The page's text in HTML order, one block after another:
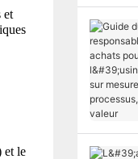
et
et le